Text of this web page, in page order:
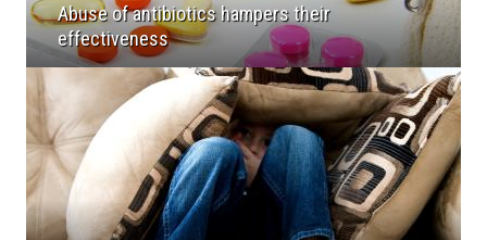
Abuse of antibiotics hampers their
effectiveness